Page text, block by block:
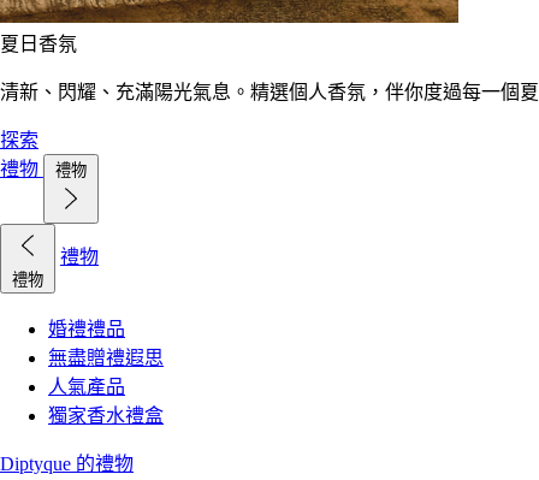
夏日香氛
清新、閃耀、充滿陽光氣息。精選個人香氛，伴你度過每一個
探索
禮物
禮物
禮物
禮物
婚禮禮品
無盡贈禮遐思
人氣產品
獨家香水禮盒
Diptyque 的禮物